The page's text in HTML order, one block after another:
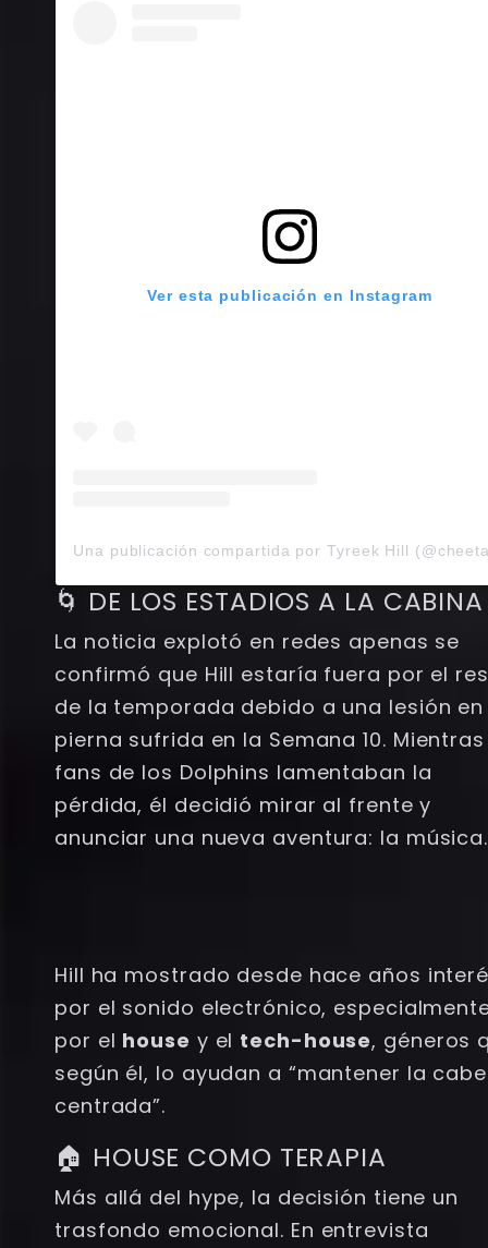
Ver esta publicación en Instagram
Una publicación compartida por Tyreek Hill
🌀 DE LOS ESTADIOS A LA CABINA
La noticia explotó en redes apenas se
confirmó que Hill estaría fuera por el
de la temporada debido a una lesión
pierna sufrida en la Semana 10.
fans de los Dolphins lamentaban la
pérdida, él decidió mirar al frente y
anunciar una nueva aventura: la música.
Hill ha mostrado desde hace años
por el sonido electrónico,
por el house y el tech-house, géneros
según él, lo ayudan a “mantener la
centrada”.
🏠 HOUSE COMO TERAPIA
Más allá del hype, la decisión tiene un
trasfondo emocional. En entrevista